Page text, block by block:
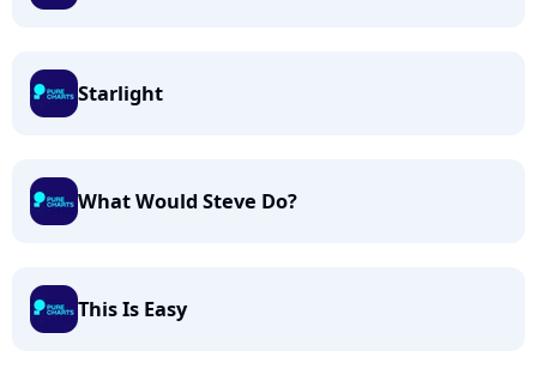
Starlight
What Would Steve Do?
This Is Easy